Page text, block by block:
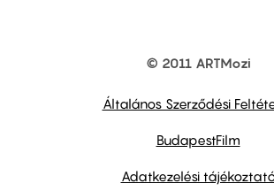
© 2011 ARTMozi
Általános Szerződési
BudapestFilm
Adatkezelési